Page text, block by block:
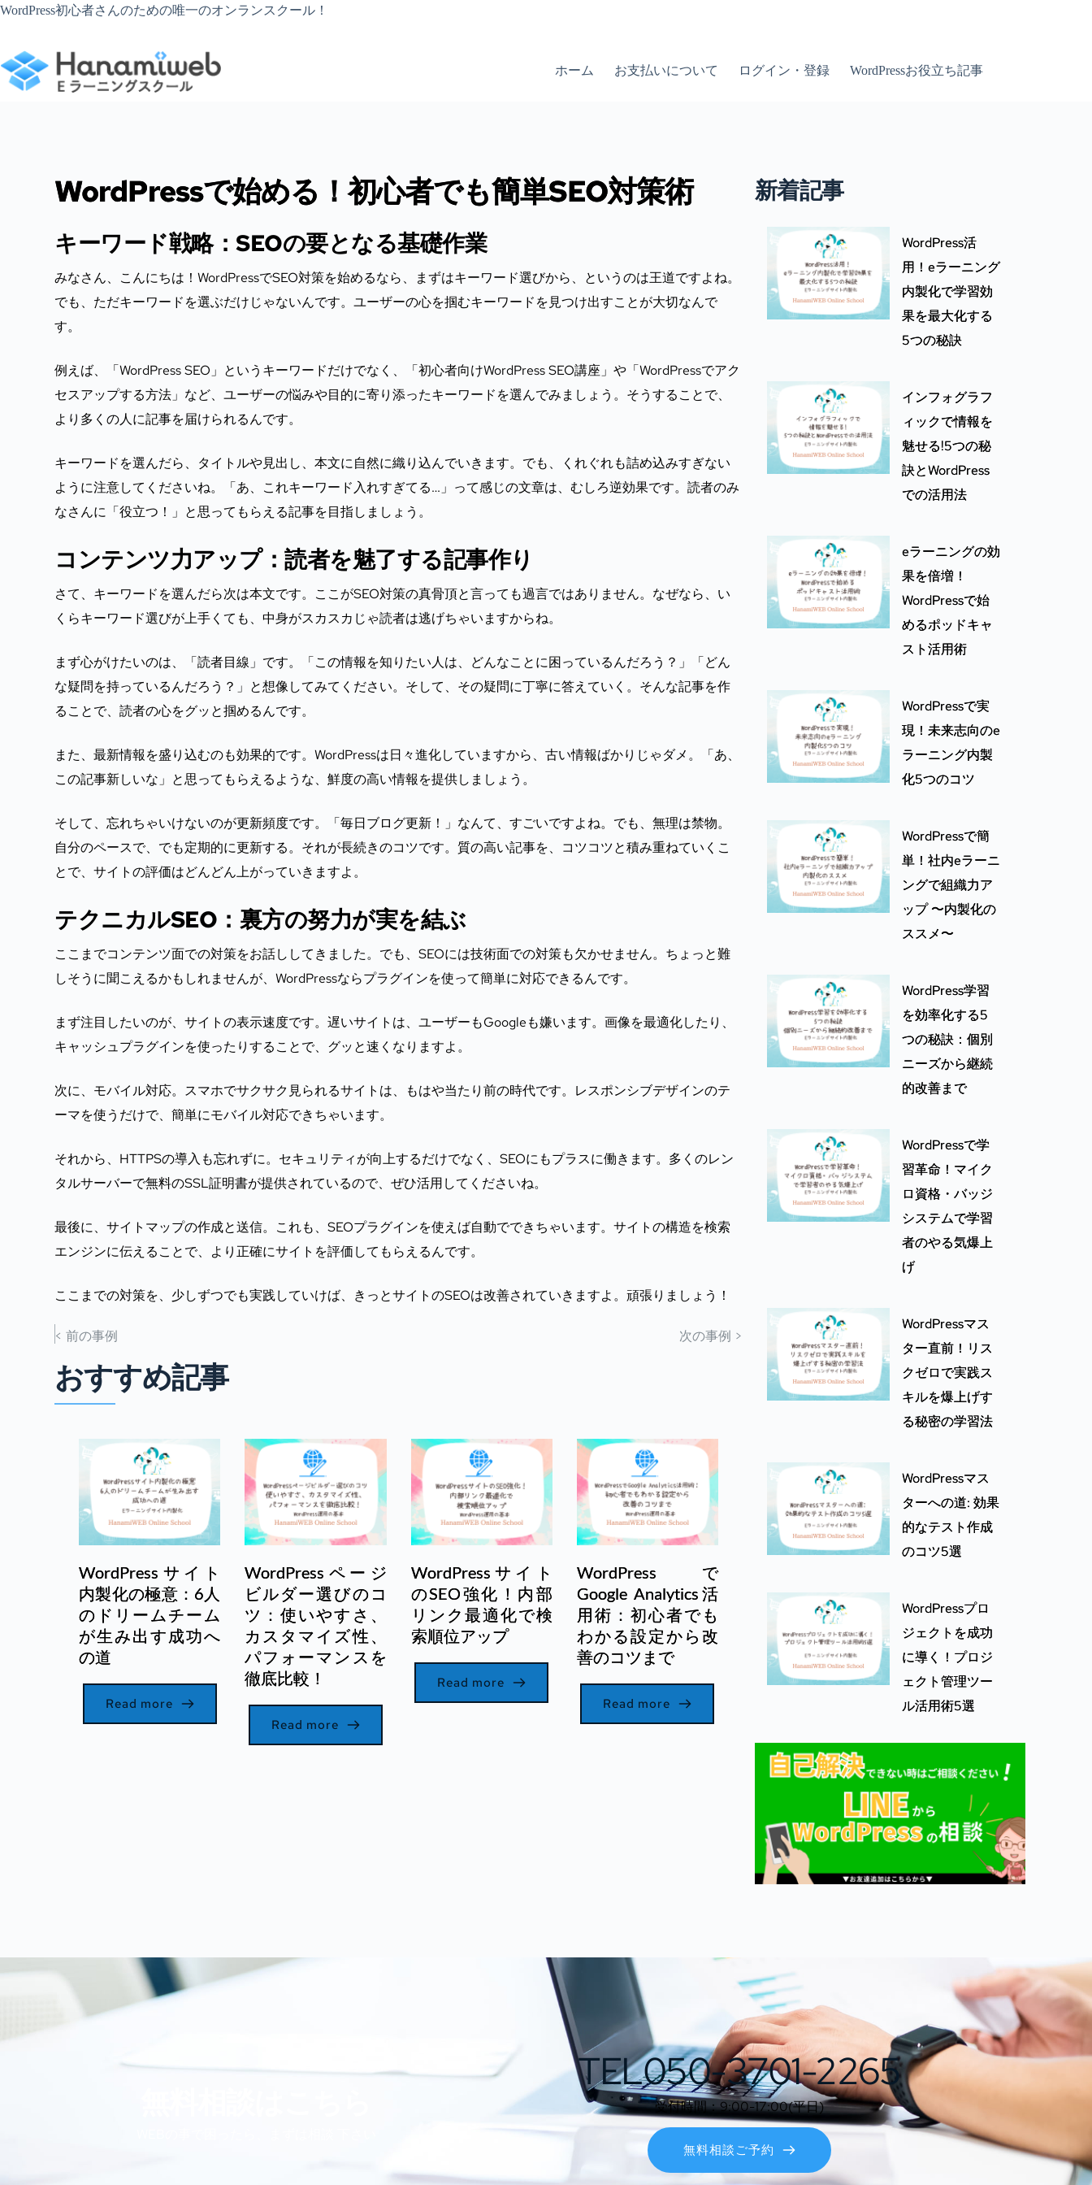
コ
ン
ツ
WordPress初心者さんのための唯一のオンランスクール！
ホーム お支払いについて ログイン・登録 WordPressお役立ち記事
WordPressで始める！初心者でも簡単SEO対策術
キーワード戦略：SEOの要となる基礎作業
みなさん、こんにちは！WordPressでSEO対策を始めるなら、まずはキーワード選びから、というのは王道ですよね。
でも、ただキーワードを選ぶだけじゃないんです。ユーザーの心を掴むキーワードを見つけ出すことが大切なんで
す。
例えば、「WordPress SEO」というキーワードだけでなく、「初心者向けWordPress SEO講座」や「WordPressでアク
セスアップする方法」など、ユーザーの悩みや目的に寄り添ったキーワードを選んでみましょう。そうすることで、
より多くの人に記事を届けられるんです。
キーワードを選んだら、タイトルや見出し、本文に自然に織り込んでいきます。でも、くれぐれも詰め込みすぎない
ように注意してくださいね。「あ、これキーワード入れすぎてる…」って感じの文章は、むしろ逆効果です。読者のみ
なさんに「役立つ！」と思ってもらえる記事を目指しましょう。
コンテンツ力アップ：読者を魅了する記事作り
さて、キーワードを選んだら次は本文です。ここがSEO対策の真骨頂と言っても過言ではありません。なぜなら、い
くらキーワード選びが上手くても、中身がスカスカじゃ読者は逃げちゃいますからね。
まず心がけたいのは、「読者目線」です。「この情報を知りたい人は、どんなことに困っているんだろう？」「どん
な疑問を持っているんだろう？」と想像してみてください。そして、その疑問に丁寧に答えていく。そんな記事を作
ることで、読者の心をグッと掴めるんです。
また、最新情報を盛り込むのも効果的です。WordPressは日々進化していますから、古い情報ばかりじゃダメ。「あ、
この記事新しいな」と思ってもらえるような、鮮度の高い情報を提供しましょう。
そして、忘れちゃいけないのが更新頻度です。「毎日ブログ更新！」なんて、すごいですよね。でも、無理は禁物。
自分のペースで、でも定期的に更新する。それが長続きのコツです。質の高い記事を、コツコツと積み重ねていくこ
とで、サイトの評価はどんどん上がっていきますよ。
テクニカルSEO：裏方の努力が実を結ぶ
ここまでコンテンツ面での対策をお話ししてきました。でも、SEOには技術面での対策も欠かせません。ちょっと難
しそうに聞こえるかもしれませんが、WordPressならプラグインを使って簡単に対応できるんです。
まず注目したいのが、サイトの表示速度です。遅いサイトは、ユーザーもGoogleも嫌います。画像を最適化したり、
キャッシュプラグインを使ったりすることで、グッと速くなりますよ。
次に、モバイル対応。スマホでサクサク見られるサイトは、もはや当たり前の時代です。レスポンシブデザインのテ
ーマを使うだけで、簡単にモバイル対応できちゃいます。
それから、HTTPSの導入も忘れずに。セキュリティが向上するだけでなく、SEOにもプラスに働きます。多くのレン
タルサーバーで無料のSSL証明書が提供されているので、ぜひ活用してくださいね。
最後に、サイトマップの作成と送信。これも、SEOプラグインを使えば自動でできちゃいます。サイトの構造を検索
エンジンに伝えることで、より正確にサイトを評価してもらえるんです。
ここまでの対策を、少しずつでも実践していけば、きっとサイトのSEOは改善されていきますよ。頑張りましょう！
< 前の事例 次の事例 >
おすすめ記事
WordPressサイト
内製化の極意：6人
のドリームチーム
が生み出す成功へ
の道
Read more
WordPressページ
ビルダー選びのコ
ツ：使いやすさ、
カスタマイズ性、
パフォーマンスを
徹底比較！
Read more
WordPressサイト
のSEO強化！内部
リンク最適化で検
索順位アップ
Read more
WordPressで
Google Analytics活
用術：初心者でも
わかる設定から改
善のコツまで
Read more
新着記事
WordPress活
用！eラーニング
内製化で学習効
果を最大化する
5つの秘訣
インフォグラフ
ィックで情報を
魅せる!5つの秘
訣とWordPress
での活用法
eラーニングの効
果を倍増！
WordPressで始
めるポッドキャ
スト活用術
WordPressで実
現！未来志向のe
ラーニング内製
化5つのコツ
WordPressで簡
単！社内eラーニ
ングで組織力ア
ップ 〜内製化の
ススメ〜
WordPress学習
を効率化する5
つの秘訣：個別
ニーズから継続
的改善まで
WordPressで学
習革命！マイク
ロ資格・バッジ
システムで学習
者のやる気爆上
げ
WordPressマス
ター直前！リス
クゼロで実践ス
キルを爆上げす
る秘密の学習法
WordPressマス
ターへの道: 効果
的なテスト作成
のコツ5選
WordPressプロ
ジェクトを成功
に導く！プロジ
ェクト管理ツー
ル活用術5選
TEL050-3701-2265
受付時間：9:00-17:00(平日)
無料相談ご予約